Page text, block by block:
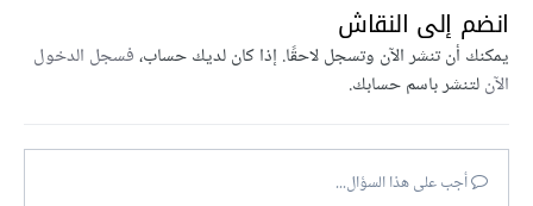
انضم إلى النقاش
يمكنك أن تنشر الآن وتسجل لاحقًا. إذا كان لديك حساب،فسجل الدخول
الآنلتنشر باسم حسابك.
أجب على هذا السؤال...